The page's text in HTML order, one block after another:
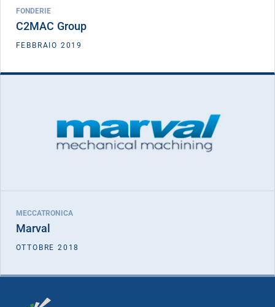
C2MAC Group
FEBBRAIO 2019
FONDERIE
VEDI DETTAGLIO
Marval
OTTOBRE 2018
MECCATRONICA
DATA INVESTIMENTO
VEDI DETTAGLIO